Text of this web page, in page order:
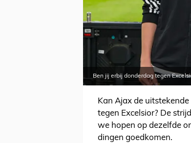
Ben jij erbij donderdag tegen
Kan Ajax de
tegen Excelsior? De
we hopen op dezelfde
dingen goedkomen.